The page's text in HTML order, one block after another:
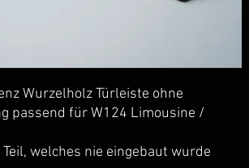
Wurzelholz Türleiste ohne
passend für W124 Limousine /
welches nie eingebaut wurde